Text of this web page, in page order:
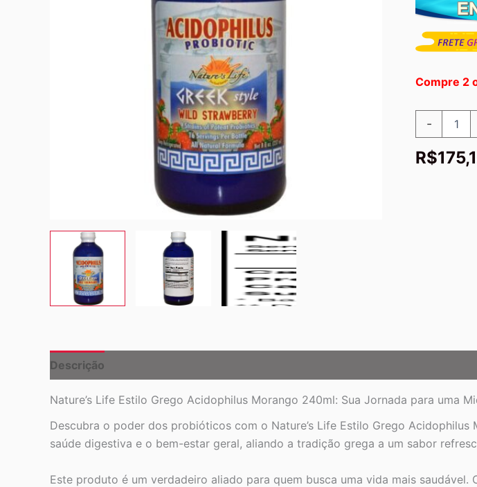
Compre 2
-
Grego
R$
Descrição
Nature’s Life Estilo Grego Acidophilus Morango 240ml: Sua Jornada para uma
Descubra o poder dos probióticos com o Nature’s Life Estilo Grego
saúde digestiva e o bem-estar geral, aliando a tradição grega a um sabor
Este produto é um verdadeiro aliado para quem busca uma vida mais